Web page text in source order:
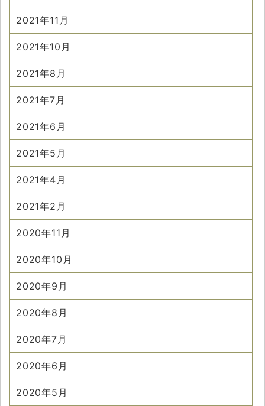
2021年11月
2021年10月
2021年8月
2021年7月
2021年6月
2021年5月
2021年4月
2021年2月
2020年11月
2020年10月
2020年9月
2020年8月
2020年7月
2020年6月
2020年5月